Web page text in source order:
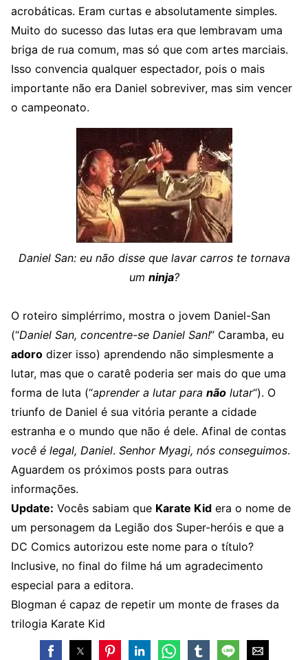
acrobáticas. Eram curtas e absolutamente simples.
Muito do sucesso das lutas era que lembravam uma
briga de rua comum, mas só que com artes marciais.
Isso convencia qualquer espectador, pois o mais
importante não era Daniel sobreviver, mas sim vencer
o campeonato.
Daniel San: eu não disse que lavar carros te tornava
um ninja?
O roteiro simplérrimo, mostra o jovem Daniel-San
(“Daniel San, concentre-se Daniel San!” Caramba, eu
adoro dizer isso) aprendendo não simplesmente a
lutar, mas que o caratê poderia ser mais do que uma
forma de luta (“aprender a lutar para não lutar“). O
triunfo de Daniel é sua vitória perante a cidade
estranha e o mundo que não é dele. Afinal de contas
você é legal, Daniel. Senhor Myagi, nós conseguimos.
Aguardem os próximos posts para outras
informações.
Update: Vocês sabiam que Karate Kid era o nome de
um personagem da Legião dos Super-heróis e que a
DC Comics autorizou este nome para o título?
Inclusive, no final do filme há um agradecimento
especial para a editora.
Blogman é capaz de repetir um monte de frases da
trilogia Karate Kid